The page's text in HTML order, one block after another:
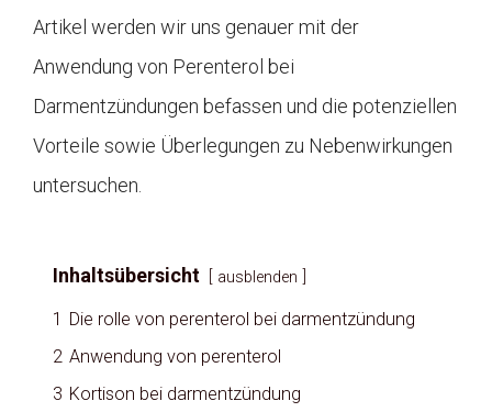
Artikel werden wir uns genauer mit der
Anwendung von Perenterol bei
Darmentzündungen befassen und die potenziellen
Vorteile sowie Überlegungen zu Nebenwirkungen
untersuchen.
Inhaltsübersicht ausblenden
1 Die rolle von perenterol bei darmentzündung
2 Anwendung von perenterol
3 Kortison bei darmentzündung